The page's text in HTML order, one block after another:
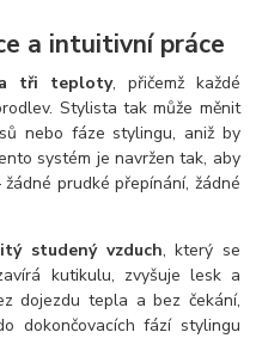
a intuitivní práce
tři teploty, přičemž každé
Stylista tak může měnit
nebo fáze stylingu, aniž by
systém je navržen tak, aby
prudké přepínání, žádné
studený vzduch, který se
kutikulu, zvyšuje lesk a
dojezdu tepla a bez čekání,
dokončovacích fází stylingu